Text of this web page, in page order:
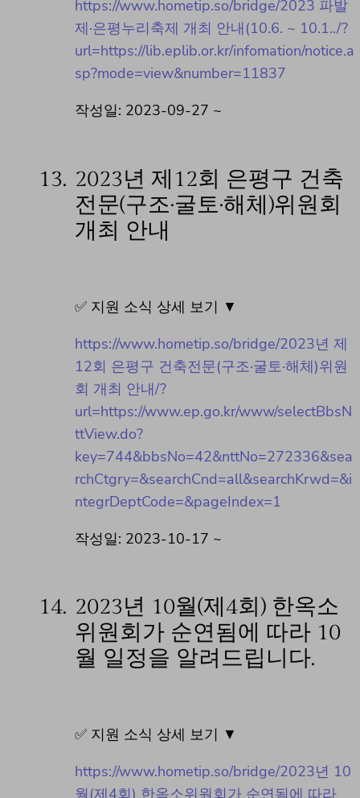
https://www.hometip.so/bridge/2023 파발
제·은평누리축제 개최 안내(10.6. ~ 10.1../?
url=https://lib.eplib.or.kr/infomation/notice.a
sp?mode=view&number=11837
작성일: 2023-09-27 ~
13. 2023년 제12회 은평구 건축
전문(구조·굴토·해체)위원회
개최 안내
✅ 지원 소식 상세 보기 ▼
https://www.hometip.so/bridge/2023년 제
12회 은평구 건축전문(구조·굴토·해체)위원
회 개최 안내/?
url=https://www.ep.go.kr/www/selectBbsN
ttView.do?
key=744&bbsNo=42&nttNo=272336&sea
rchCtgry=&searchCnd=all&searchKrwd=&i
ntegrDeptCode=&pageIndex=1
작성일: 2023-10-17 ~
14. 2023년 10월(제4회) 한옥소
위원회가 순연됨에 따라 10
월 일정을 알려드립니다.
✅ 지원 소식 상세 보기 ▼
https://www.hometip.so/bridge/2023년 10
월(제4회) 한옥소위원회가 순연됨에 따라